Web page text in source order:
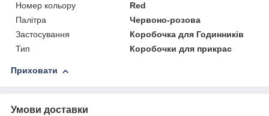
Номер кольору
Red
Палітра
Червоно-розова
Застосування
Коробочка для Годинників
Тип
Коробочки для прикрас
Приховати
Умови доставки